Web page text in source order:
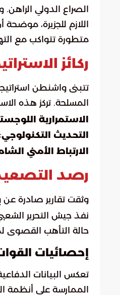
الصراع الدولي الراهن.
اللازم للجزيرة،
متطورة تتواكب مع
ركائز
تتبنى واشنطن
المسلحة. تركز هذه
الاستمرارية
التحديث التكنولوجي
الارتباط الأمني
رصد التصعيد
وثقت تقارير صادرة عن
نفذ جيش التحرير
حالة التأهب القصوى
إحصائيات
تعكس البيانات
الممارسة على أنظمة